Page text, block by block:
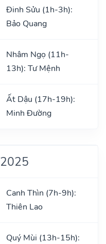
Đinh Sửu (1h-3h):
Bảo Quang
Nhâm Ngọ (11h-
13h): Tư Mệnh
Ất Dậu (17h-19h):
Minh Đường
Canh Thìn (7h-9h):
Thiên Lao
Quý Mùi (13h-15h):